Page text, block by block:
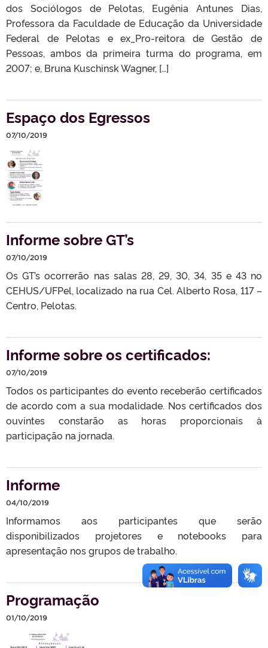
dos Sociólogos de Pelotas, Eugênia Antunes Dias,
Professora da Faculdade de Educação da Universidade
Federal de Pelotas e ex_Pro-reitora de Gestão de
Pessoas, ambos da primeira turma do programa, em
2007; e, Bruna Kuschinsk Wagner, […]
Espaço dos Egressos
07/10/2019
Informe sobre GT’s
07/10/2019
Os GT’s ocorrerão nas salas 28, 29, 30, 34, 35 e 43 no
CEHUS/UFPel, localizado na rua Cel. Alberto Rosa, 117 –
Centro, Pelotas.
Informe sobre os certificados:
07/10/2019
Todos os participantes do evento receberão certificados
de acordo com a sua modalidade. Nos certificados dos
ouvintes constarão as horas proporcionais à
participação na jornada.
Informe
04/10/2019
Informamos aos participantes que serão
disponibilizados projetores e notebooks para
apresentação nos grupos de trabalho.
Programação
01/10/2019